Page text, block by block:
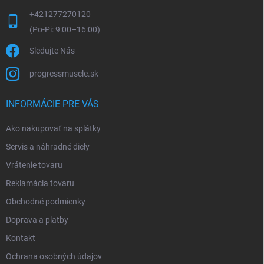
+421277270120
Sledujte Nás
progressmuscle.sk
INFORMÁCIE PRE VÁS
Ako nakupovať na splátky
Servis a náhradné diely
Vrátenie tovaru
Reklamácia tovaru
Obchodné podmienky
Doprava a platby
Kontakt
Ochrana osobných údajov